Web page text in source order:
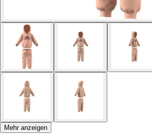
Mehr anzeigen